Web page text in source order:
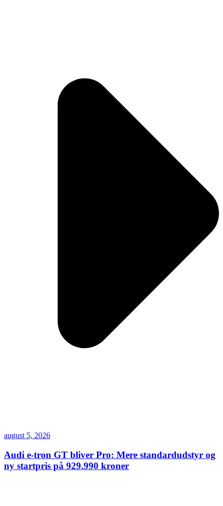
august 5, 2026
Audi e-tron GT bliver Pro: Mere standardudstyr og
ny startpris på 929.990 kroner